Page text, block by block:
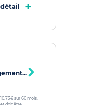
+
sur 60 mois,
doit être